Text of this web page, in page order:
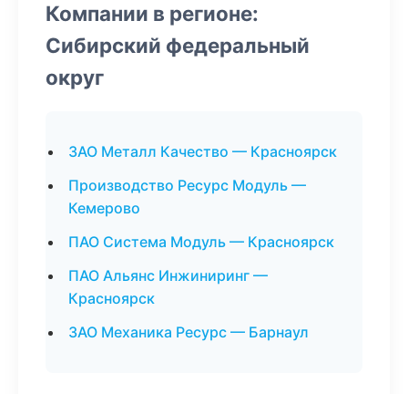
Компании в регионе:
Сибирский федеральный
округ
ЗАО Металл Качество — Красноярск
Производство Ресурс Модуль —
Кемерово
ПАО Система Модуль — Красноярск
ПАО Альянс Инжиниринг —
Красноярск
ЗАО Механика Ресурс — Барнаул